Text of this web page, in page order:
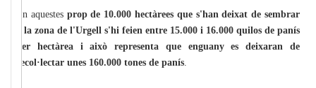
En aquestes prop de 10.000 hectàrees que s'han deixat de sembrar
a la zona de l'Urgell s'hi feien entre 15.000 i 16.000 quilos de panís
per hectàrea i això representa que enguany es deixaran de
recol·lectar unes 160.000 tones de panís